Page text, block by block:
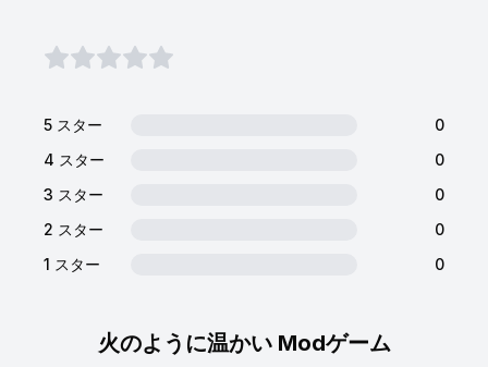
火のように温かい Modゲーム
5 スター
0
4 スター
0
3 スター
0
2 スター
0
1 スター
0